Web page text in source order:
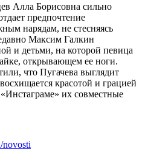
Алла Борисовна сильно
предпочтение
нарядам, не стесняясь
Максим Галкин
и детьми, на которой певица
открывающем ее ноги.
что Пугачева выглядит
красотой и грацией
их совместные
novosti